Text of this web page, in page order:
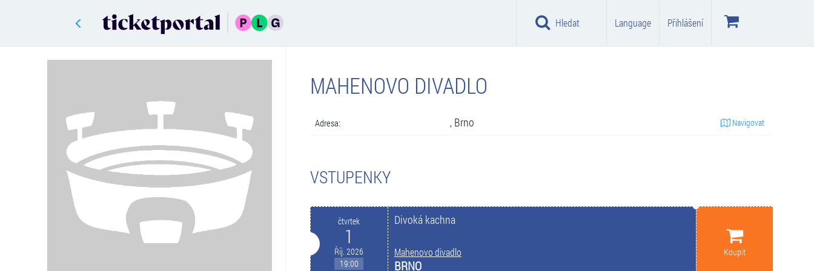
Hledat Language Přihlášení
MAHENOVO DIVADLO
Adresa: , Brno Navigovat
VSTUPENKY
čtvrtek
1
Říj. 2026
19:00
Divoká kachna
Mahenovo divadlo
BRNO
Koupit